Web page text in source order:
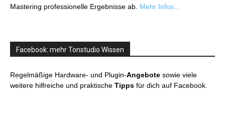
Mastering professionelle Ergebnisse ab. Mehr Infos…
Facebook: mehr Tonstudio Wissen
Regelmäßige Hardware- und Plugin-Angebote sowie viele
weitere hilfreiche und praktische Tipps für dich auf Facebook.